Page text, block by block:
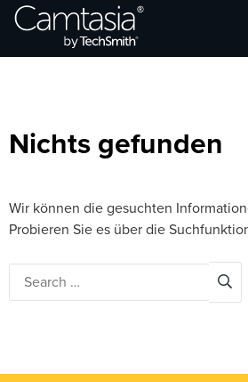
Direkt
zumBrowse Categories
Nichts gefunden
Wir können die gesuchten
Probieren Sie es über die